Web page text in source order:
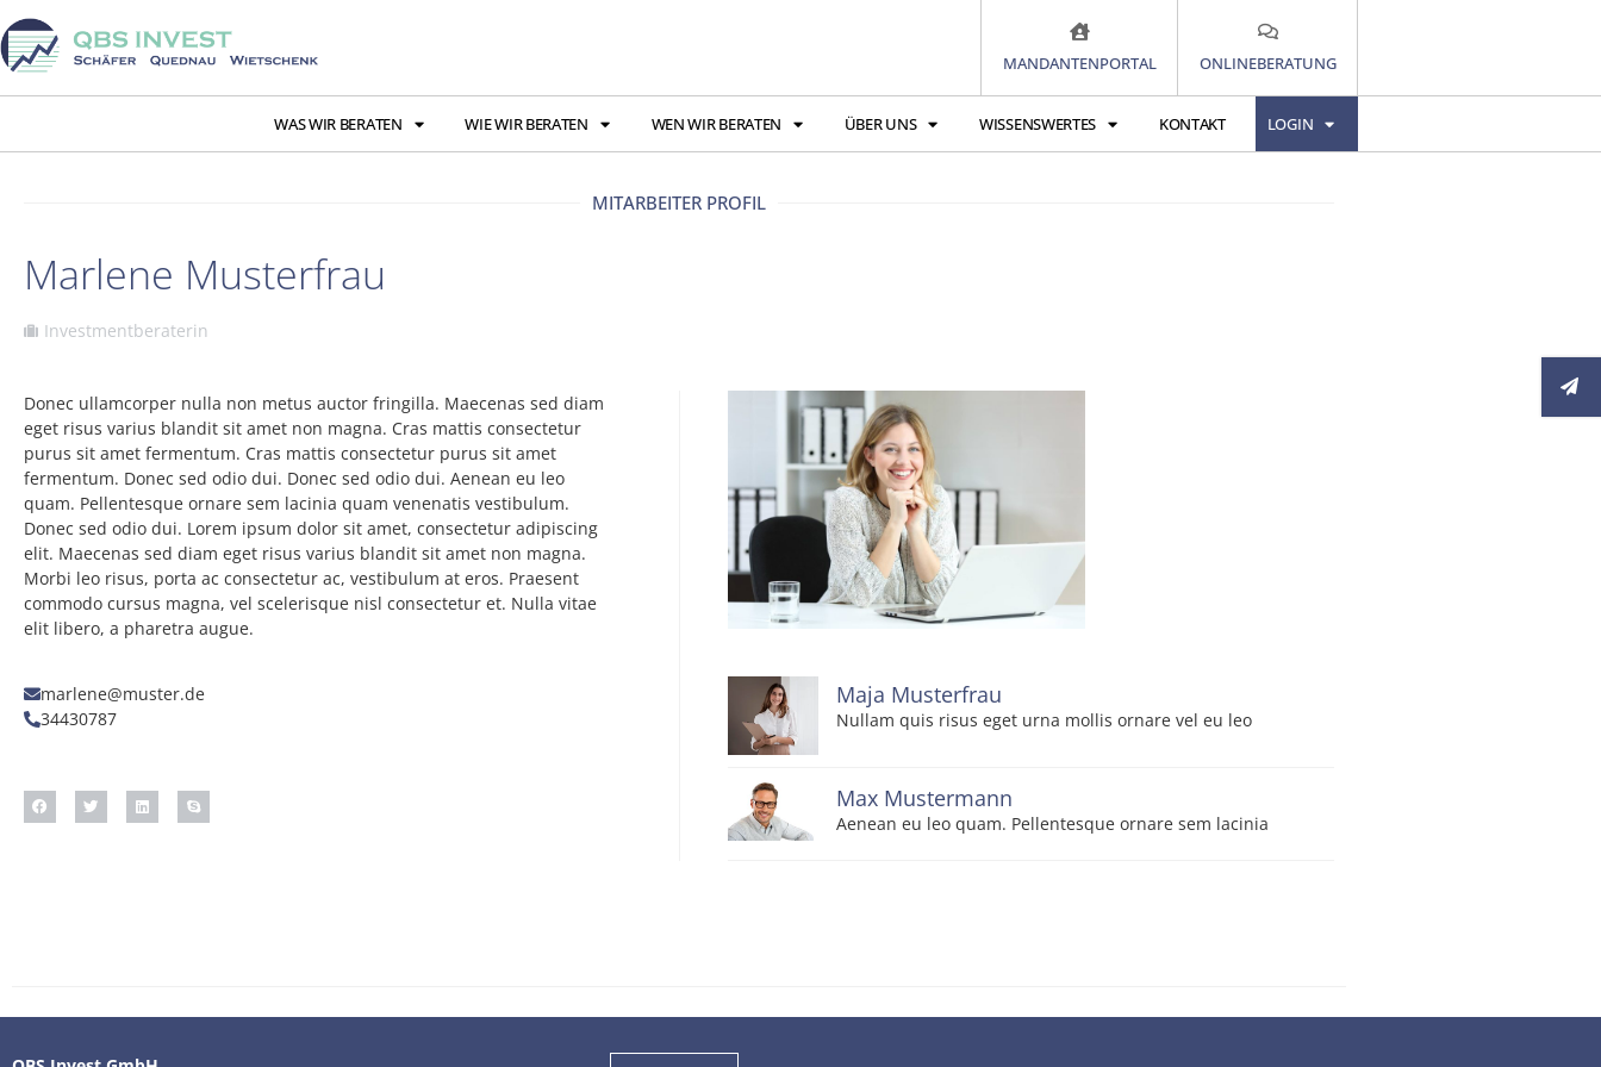
MANDANTENPORTAL ONLINEBERATUNG
WAS WIR BERATEN WIE WIR BERATEN WEN WIR BERATEN ÜBER UNS WISSENSWERTES KONTAKT LOGIN
MITARBEITER PROFIL
Marlene Musterfrau
Investmentberaterin
Donec ullamcorper nulla non metus auctor fringilla. Maecenas sed diam
eget risus varius blandit sit amet non magna. Cras mattis consectetur
purus sit amet fermentum. Cras mattis consectetur purus sit amet
fermentum. Donec sed odio dui. Donec sed odio dui. Aenean eu leo
quam. Pellentesque ornare sem lacinia quam venenatis vestibulum.
Donec sed odio dui. Lorem ipsum dolor sit amet, consectetur adipiscing
elit. Maecenas sed diam eget risus varius blandit sit amet non magna.
Morbi leo risus, porta ac consectetur ac, vestibulum at eros. Praesent
commodo cursus magna, vel scelerisque nisl consectetur et. Nulla vitae
elit libero, a pharetra augue.
marlene@muster.de
34430787
Maja Musterfrau
Nullam quis risus eget urna mollis ornare vel eu leo
Max Mustermann
Aenean eu leo quam. Pellentesque ornare sem lacinia